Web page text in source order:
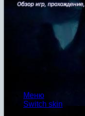
Меню
Switch skin